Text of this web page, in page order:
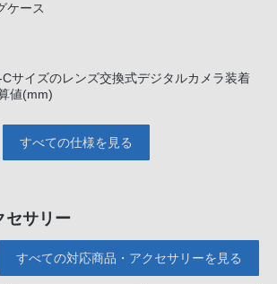
ケース
サイズのレンズ交換式デジタルカメラ装着
値(mm)
すべての仕様を見る
セサリー
すべての対応商品・アクセサリーを見る